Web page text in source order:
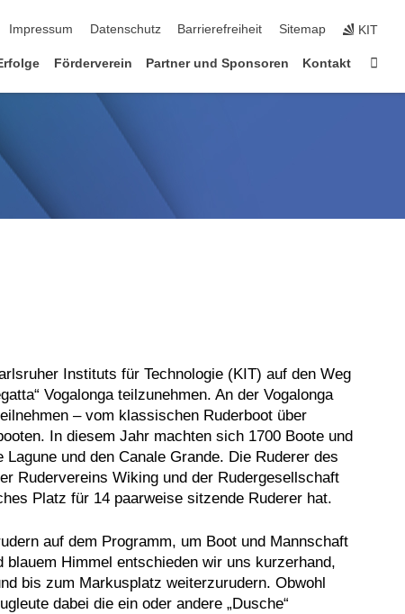
Impressum Datenschutz Barrierefreiheit Sitemap KIT
Förderverein Partner und Sponsoren Kontakt
Instituts für Technologie (KIT) auf den Weg
Vogalonga teilzunehmen. An der Vogalonga
– vom klassischen Ruderboot über
In diesem Jahr machten sich 1700 Boote und
und den Canale Grande. Die Ruderer des
Rudervereins Wiking und der Rudergesellschaft
Platz für 14 paarweise sitzende Ruderer hat.
auf dem Programm, um Boot und Mannschaft
Himmel entschieden wir uns kurzerhand,
bis zum Markusplatz weiterzurudern. Obwohl
dabei die ein oder andere „Dusche“